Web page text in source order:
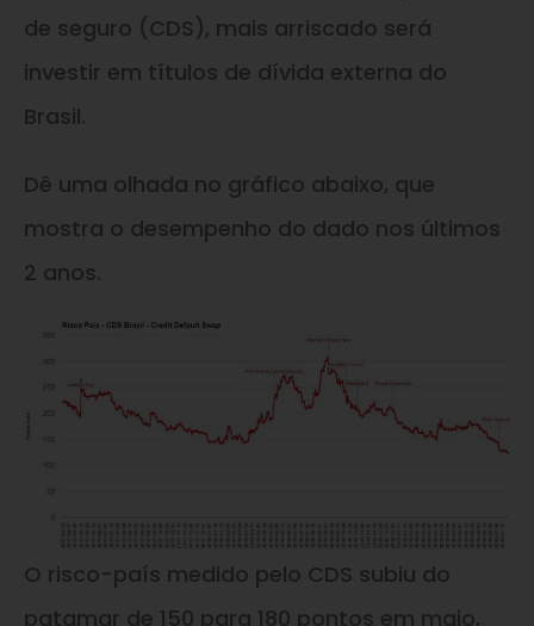
de seguro (CDS), mais arriscado será
investir em títulos de dívida externa do
Brasil.
Dê uma olhada no gráfico abaixo, que
mostra o desempenho do dado nos últimos
2 anos.
O risco-país medido pelo CDS subiu do
patamar de 150 para 180 pontos em maio,